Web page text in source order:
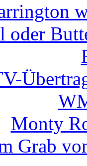
oder
Monty
Grab